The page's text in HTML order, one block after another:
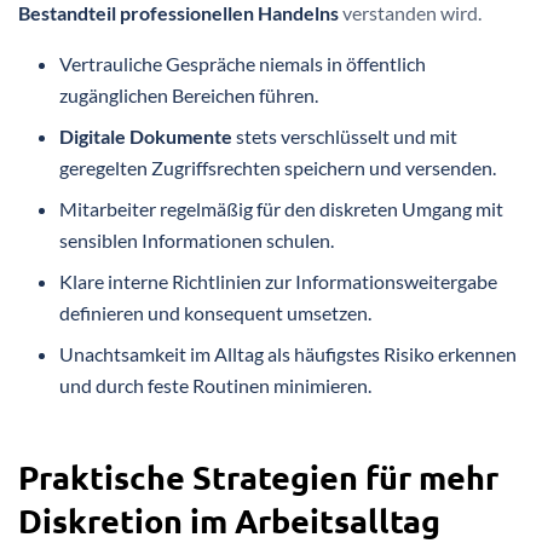
Bestandteil professionellen Handelnsverstanden wird.
Vertrauliche Gespräche niemals in öffentlich
zugänglichen Bereichen führen.
Digitale Dokumente stets verschlüsselt und mit
geregelten Zugriffsrechten speichern und versenden.
Mitarbeiter regelmäßig für den diskreten Umgang mit
sensiblen Informationen schulen.
Klare interne Richtlinien zur Informationsweitergabe
definieren und konsequent umsetzen.
Unachtsamkeit im Alltag als häufigstes Risiko erkennen
und durch feste Routinen minimieren.
Praktische Strategien für mehr
Diskretion im Arbeitsalltag